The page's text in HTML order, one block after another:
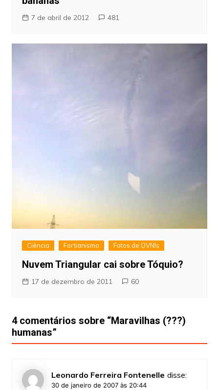
7 de abril de 2012 481
Ciência Fortianismo Fotos de OVNIs
Nuvem Triangular cai sobre Tóquio?
17 de dezembro de 2011 60
4 comentários sobre “Maravilhas (???)
humanas”
Leonardo Ferreira Fontenelle disse:
30 de janeiro de 2007 às 20:44